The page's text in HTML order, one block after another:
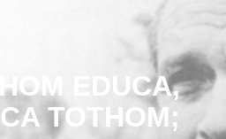
EDUCA,
TOTHOM;